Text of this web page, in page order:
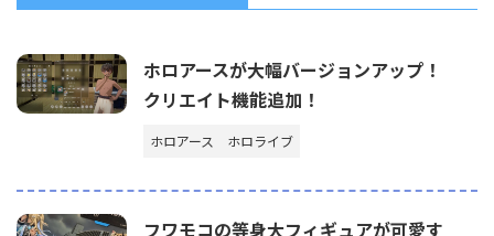
ホロアースが大幅バージョンアップ！
クリエイト機能追加！
ホロアース ホロライブ
フワモコの等身大フィギュアが可愛す